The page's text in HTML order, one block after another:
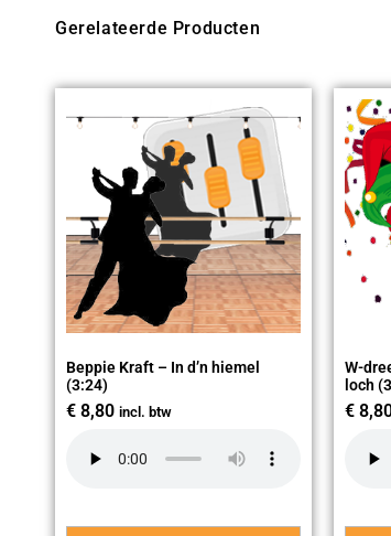
Gerelateerde Producten
Beppie Kraft – In d’n hiemel
(3:24)
€ 8,80 incl. btw
W-
loch
€